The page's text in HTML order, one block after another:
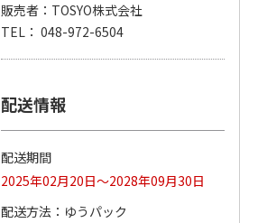
販売者：TOSYO株式会社
TEL： 048-972-6504
配送情報
配送期間
2025年02月20日～2028年09月30日
配送方法
ゆうパック